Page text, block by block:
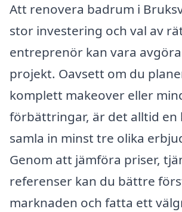
Att renovera badrum i
stor investering och val av
entreprenör kan vara
projekt. Oavsett om du
komplett makeover eller
förbättringar, är det alltid en
samla in minst tre olika
Genom att jämföra priser,
referenser kan du bättre
marknaden och fatta ett